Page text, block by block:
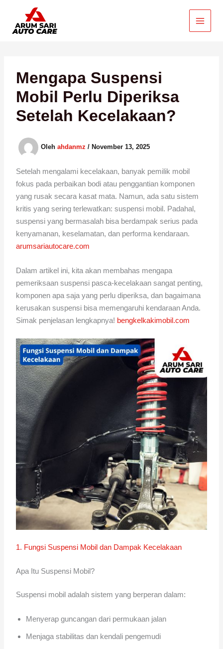
konten
Mengapa Suspensi
Mobil Perlu Diperiksa
Setelah Kecelakaan?
Olehahdanmz/ November 13, 2025
Setelah mengalami kecelakaan, banyak pemilik mobil
fokus pada perbaikan bodi atau penggantian komponen
yang rusak secara kasat mata. Namun, ada satu sistem
kritis yang sering terlewatkan: suspensi mobil. Padahal,
suspensi yang bermasalah bisa berdampak serius pada
kenyamanan, keselamatan, dan performa kendaraan.
arumsariautocare.com
Dalam artikel ini, kita akan membahas mengapa
pemeriksaan suspensi pasca-kecelakaan sangat penting,
komponen apa saja yang perlu diperiksa, dan bagaimana
kerusakan suspensi bisa memengaruhi kendaraan Anda.
Simak penjelasan lengkapnya! bengkelkakimobil.com
1. Fungsi Suspensi Mobil dan Dampak Kecelakaan
Apa Itu Suspensi Mobil?
Suspensi mobil adalah sistem yang berperan dalam:
Menyerap guncangan dari permukaan jalan
Menjaga stabilitas dan kendali pengemudi